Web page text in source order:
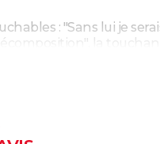
: "Sans lui je
la
même fait piéger